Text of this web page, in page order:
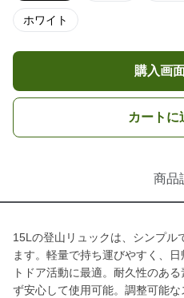
ホワイト
購入画
カートに
商品
15Lの登山リュックは、シンプル
ます。軽量で持ち運びやすく、
トドア活動に最適。耐久性のあ
ず安心して使用可能。調整可能